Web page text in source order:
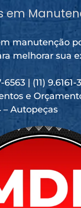
em
manutenção
melhorar sua
6563 | (11) 9.6161-
e
– Autopeças